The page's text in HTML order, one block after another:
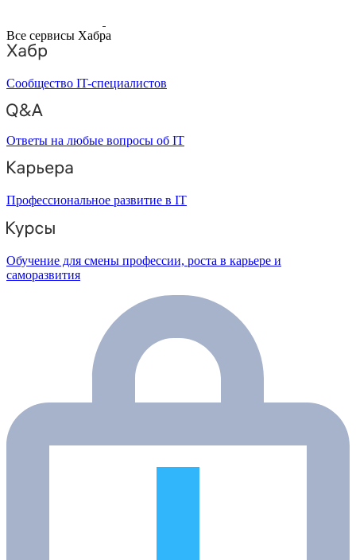
Все сервисы Хабра
Сообщество IT-специалистов
Ответы на любые вопросы об IT
Профессиональное развитие в IT
Обучение для смены профессии, роста в карьере и
саморазвития